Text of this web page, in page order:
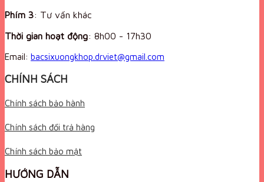
Phím 3: Tư vấn khác
Thời gian hoạt động: 8h00 - 17h30
Email: bacsixuongkhop.drviet@gmail.com
CHÍNH SÁCH
Chính sách bảo hành
Chính sách đổi trả hàng
Chính sách bảo mật
HƯỚNG DẪN